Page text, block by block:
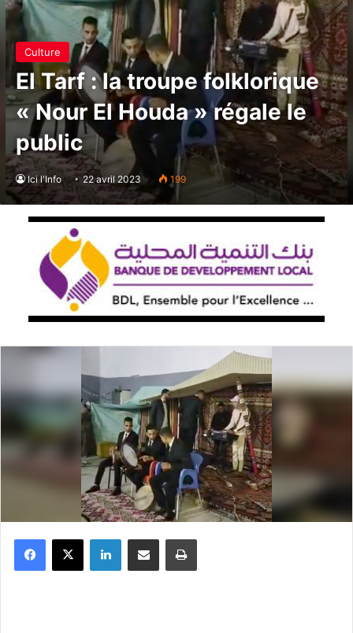
Culture
El Tarf : la troupe folklorique
« Nour El Houda » régale le
public
Ici l'Info 22 avril 2023 199